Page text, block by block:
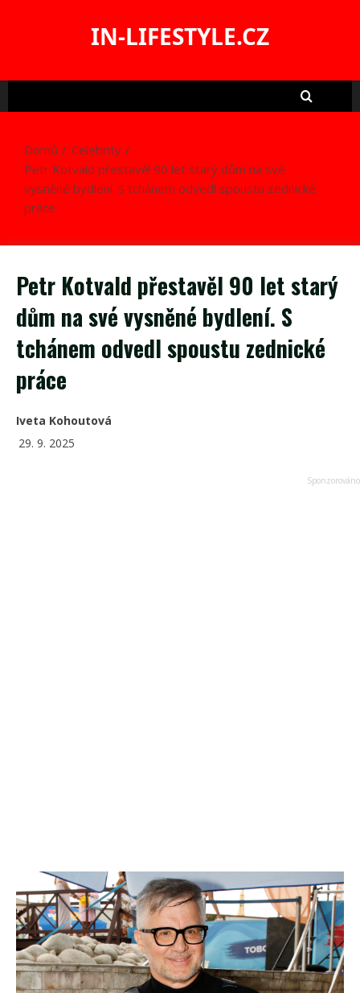
IN-LIFESTYLE.CZ
Domů
Celebrity
Petr Kotvald přestavěl 90 let starý dům na své
vysněné bydlení. S tchánem odvedl spoustu zednické
práce
Petr Kotvald přestavěl 90 let starý
dům na své vysněné bydlení. S
tchánem odvedl spoustu zednické
práce
Iveta Kohoutová
29. 9. 2025